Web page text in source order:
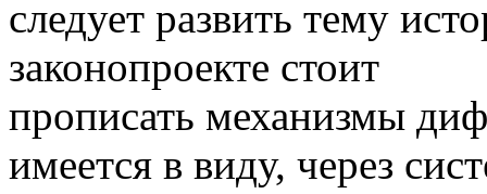
следует развить тему
законопроекте стоит
прописать механизмы
имеется в виду, через